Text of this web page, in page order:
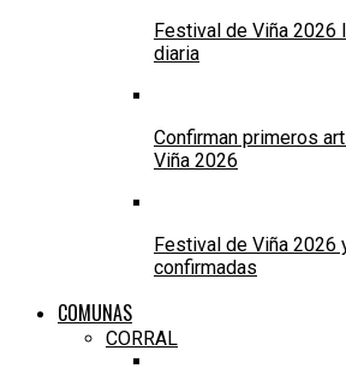
Festival de Viña 2026
diaria
Confirman primeros
Viña 2026
Festival de Viña 2026
confirmadas
COMUNAS
CORRAL